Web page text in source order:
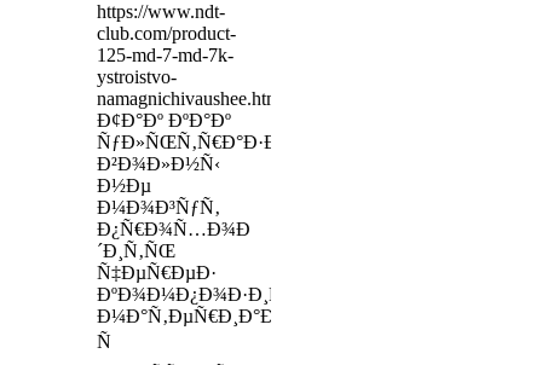
https://www.ndt-
club.com/product-
125-md-7-md-7k-
ystroistvo-
namagnichivaushee.htm
Ð¢Ð°Ðº ÐºÐ°Ðº
ÑƒÐ»ÑŒÑ‚Ñ€Ð°Ð·Ð²ÑƒÐºÐ¾Ð²Ñ‹Ðµ
Ð²Ð¾Ð»Ð½Ñ‹
Ð½Ðµ
Ð¼Ð¾Ð³ÑƒÑ‚
Ð¿Ñ€Ð¾Ñ…Ð¾Ð
´Ð¸Ñ‚ÑŒ
Ñ‡ÐµÑ€ÐµÐ·
ÐºÐ¾Ð¼Ð¿Ð¾Ð·Ð¸Ñ‚Ð½Ñ‹Ðµ
Ð¼Ð°Ñ‚ÐµÑ€Ð¸Ð°Ð»Ñ‹
Ñ